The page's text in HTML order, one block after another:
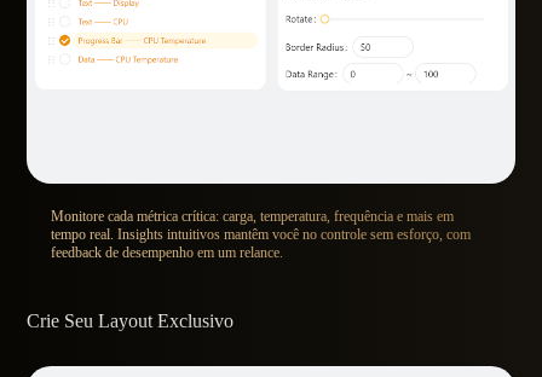
Monitore cada métrica crítica: carga, temperatura, frequência e mais em
tempo real. Insights intuitivos mantêm você no controle sem esforço, com
feedback de desempenho em um relance.
Crie Seu Layout Exclusivo